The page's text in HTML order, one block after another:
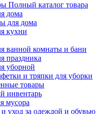
Полный каталог товара
дома
для дома
кухни
ванной комнаты и бани
праздника
уборной
и тряпки для уборки
товары
инвентарь
мусора
уход за одеждой и обувью